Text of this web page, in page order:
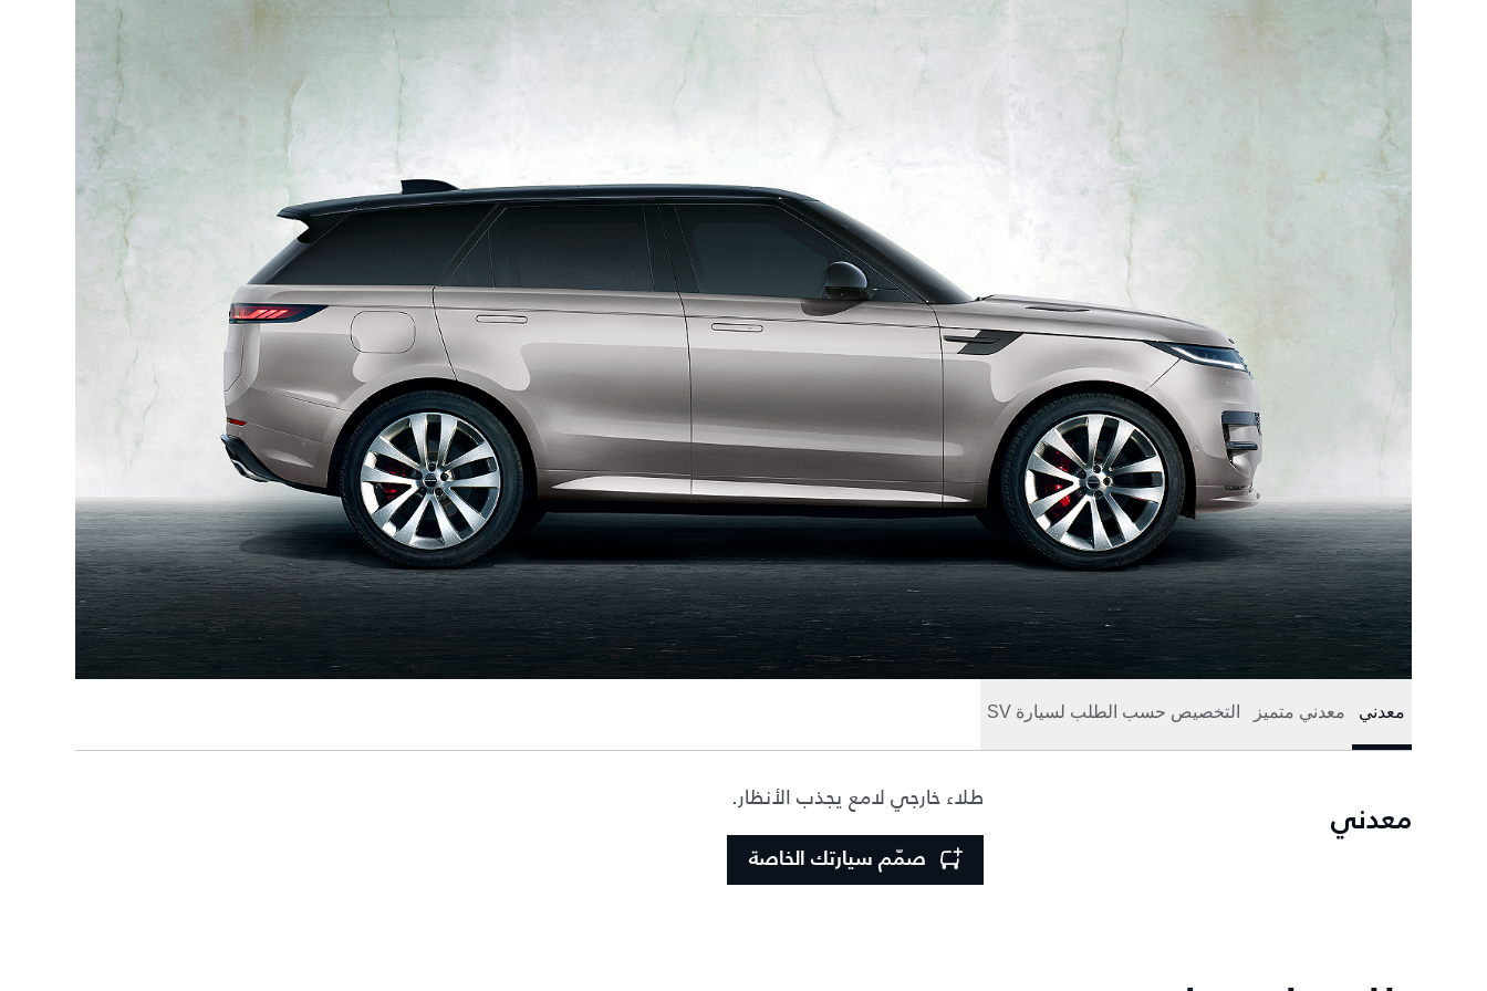
معدني معدني متميز التخصيص حسب الطلب لسيارة SV
معدني
طلاء خارجي لامع يجذب الأنظار.
صمّم سيارتك الخاصة